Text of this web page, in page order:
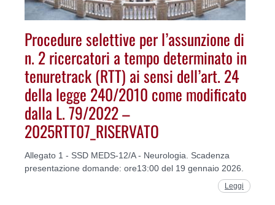
Procedure selettive per l’assunzione di
n. 2 ricercatori a tempo determinato in
tenuretrack (RTT) ai sensi dell’art. 24
della legge 240/2010 come modificato
dalla L. 79/2022 –
2025RTT07_RISERVATO
Allegato 1 - SSD MEDS-12/A - Neurologia. Scadenza
presentazione domande: ore13:00 del 19 gennaio 2026.
Leggi